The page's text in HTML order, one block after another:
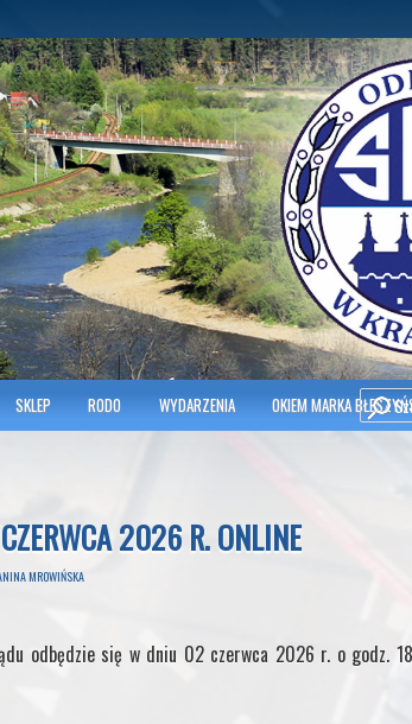
SKLEP RODO WYDARZENIA OKIEM MARKA
2026 R. ONLINE
MROWIŃSKA
odbędzie się w dniu 02 czerwca 2026 r. o godz.